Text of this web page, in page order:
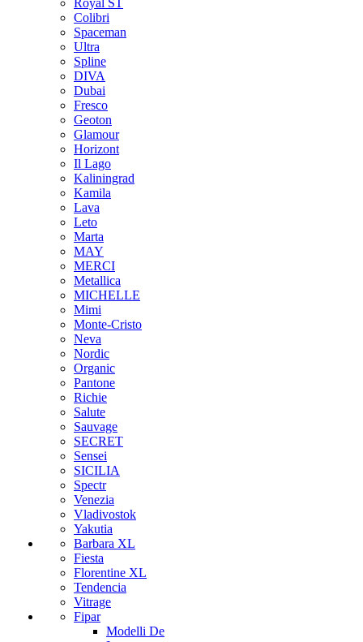
Royal ST
Colibri
Spaceman
Ultra
Spline
DIVA
Dubai
Fresco
Geoton
Glamour
Horizont
Il Lago
Kaliningrad
Kamila
Lava
Leto
Marta
MAY
MERCI
Metallica
MICHELLE
Mimi
Monte-Cristo
Neva
Nordic
Organic
Pantone
Richie
Salute
Sauvage
SECRET
Sensei
SICILIA
Spectr
Venezia
Vladivostok
Yakutia
Barbara XL
Fiesta
Florentine XL
Tendencia
Vitrage
Fipar
Modelli De